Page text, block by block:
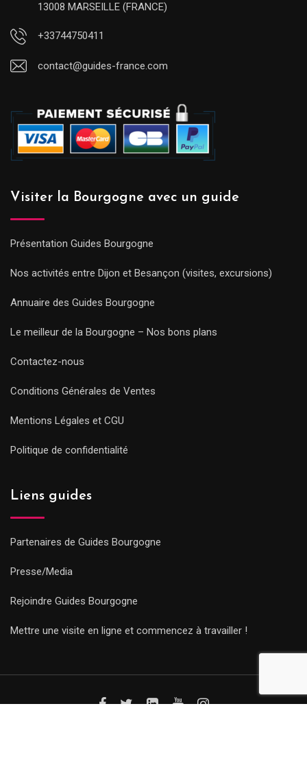
13008 MARSEILLE (FRANCE)
+33744750411
contact@guides-france.com
Visiter la Bourgogne avec un guide
Présentation Guides Bourgogne
Nos activités entre Dijon et Besançon (visites, excursions)
Annuaire des Guides Bourgogne
Le meilleur de la Bourgogne – Nos bons plans
Contactez-nous
Conditions Générales de Ventes
Mentions Légales et CGU
Politique de confidentialité
Liens guides
Partenaires de Guides Bourgogne
Presse/Media
Rejoindre Guides Bourgogne
Mettre une visite en ligne et commencez à travailler !